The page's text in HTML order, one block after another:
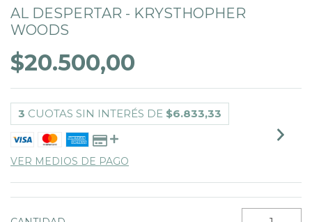
AL DESPERTAR - KRYSTHOPHER
WOODS
$20.500,00
3 CUOTAS SIN INTERÉS DE $6.833,33
VER MEDIOS DE PAGO